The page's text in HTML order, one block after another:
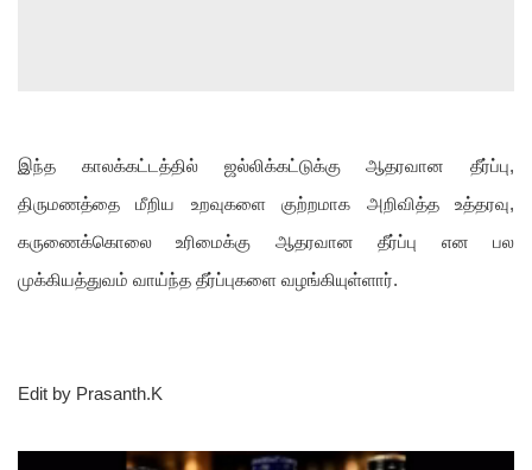
இந்த காலக்கட்டத்தில் ஜல்லிக்கட்டுக்கு ஆதரவான தீர்ப்பு,
திருமணத்தை மீறிய உறவுகளை குற்றமாக அறிவித்த உத்தரவு,
கருணைக்கொலை உரிமைக்கு ஆதரவான தீர்ப்பு என பல
முக்கியத்துவம் வாய்ந்த தீர்ப்புகளை வழங்கியுள்ளார்.
Edit by Prasanth.K